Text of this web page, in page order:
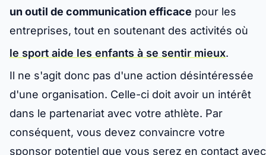
un outil de communication efficace pour les
entreprises, tout en soutenant des activités où
le sport aide les enfants à se sentir mieux.
Il ne s'agit donc pas d'une action désintéressée
d'une organisation. Celle-ci doit avoir un intérêt
dans le partenariat avec votre athlète. Par
conséquent, vous devez convaincre votre
sponsor potentiel que vous serez en contact avec